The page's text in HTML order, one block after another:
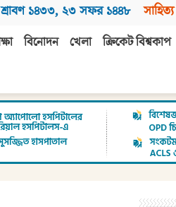
১৪৩৩, ২৩ সফর ১৪৪৮
বিনোদন খেলা ক্রিকেট বিশ্বকাপ